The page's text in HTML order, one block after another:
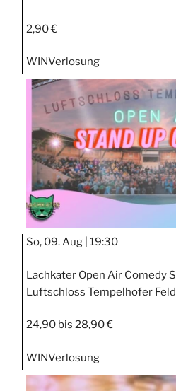
2,90 €
WINVerlosung
So, 09. Aug | 19:30
Lachkater Open Air Comedy
Luftschloss Tempelhofer Feld
24,90 bis 28,90 €
WINVerlosung